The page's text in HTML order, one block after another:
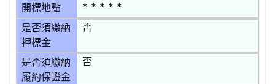
開標地點 * * * * *
是否須繳納
押標金
否
是否須繳納
履約保證金
否